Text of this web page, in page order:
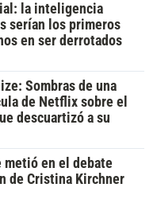
la inteligencia
serían los primeros
en ser derrotados
Sombras de una
de Netflix sobre el
descuartizó a su
metió en el debate
de Cristina Kirchner